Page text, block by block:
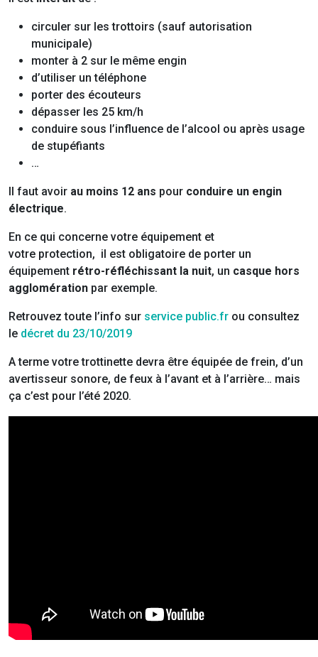
circuler sur les trottoirs (sauf autorisation
municipale)
monter à 2 sur le même engin
d’utiliser un téléphone
porter des écouteurs
dépasser les 25 km/h
conduire sous l’influence de l’alcool ou après usage
de stupéfiants
…
Il faut avoir au moins 12 ans pour conduire un engin
électrique.
En ce qui concerne votre équipement et
votre protection, il est obligatoire de porter un
équipement rétro-réfléchissant la nuit, un casque hors
agglomération par exemple.
Retrouvez toute l’info sur service public.fr ou consultez
le décret du 23/10/2019
A terme votre trottinette devra être équipée de frein, d’un
avertisseur sonore, de feux à l’avant et à l’arrière… mais
ça c’est pour l’été 2020.